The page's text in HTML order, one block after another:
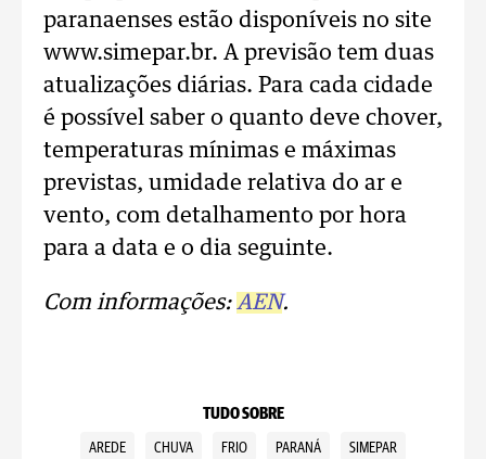
paranaenses estão disponíveis no site
www.simepar.br. A previsão tem duas
atualizações diárias. Para cada cidade
é possível saber o quanto deve chover,
temperaturas mínimas e máximas
previstas, umidade relativa do ar e
vento, com detalhamento por hora
para a data e o dia seguinte.
Com informações: AEN.
TUDO SOBRE
AREDE CHUVA FRIO PARANÁ SIMEPAR